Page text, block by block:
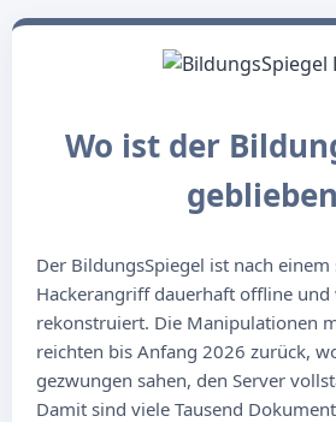
Wo ist der
Der BildungsSpiegel ist nach einem
Hackerangriff dauerhaft offline
rekonstruiert. Die Manipulationen
reichten bis Anfang 2026 zurück,
gezwungen sahen, den Server
Damit sind viele Tausend